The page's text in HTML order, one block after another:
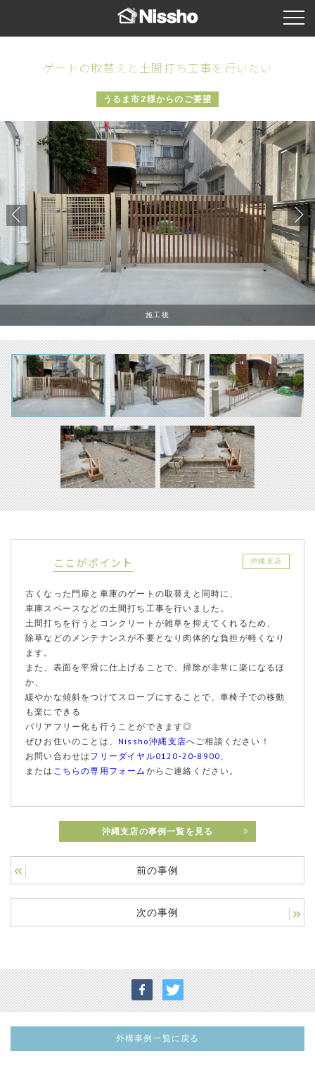
ゲートの取替えと土間打ち工事を行いたい
うるま市Z様からのご要望
施工後
ここがポイント 沖縄支店
古くなった門扉と車庫のゲートの取替えと同時に、
車庫スペースなどの土間打ち工事を行いました。
土間打ちを行うとコンクリートが雑草を抑えてくれるため、
除草などのメンテナンスが不要となり肉体的な負担が軽くなり
ます。
また、表面を平滑に仕上げることで、掃除が非常に楽になるほ
か、
緩やかな傾斜をつけてスロープにすることで、車椅子での移動
も楽にできる
バリアフリー化も行うことができます◎
ぜひお住いのことは、 Nissho沖縄支店へご相談ください！
お問い合わせは フリーダイヤル0120-20-8900、
または こちらの専用フォーム からご連絡ください。
沖縄支店の事例一覧を見る
前の事例
次の事例
外構事例一覧に戻る